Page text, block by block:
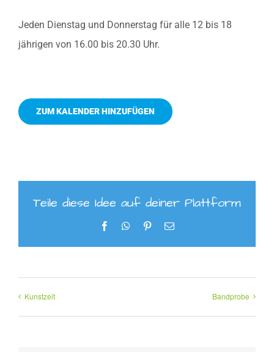
Jeden Dienstag und Donnerstag für alle 12 bis 18
jährigen von 16.00 bis 20.30 Uhr.
ZUM KALENDER HINZUFÜGEN
Teile diese Idee auf deiner Plattform
FacebookWhatsApp
Pinterest
E-
Kunstzeit Bandprobe